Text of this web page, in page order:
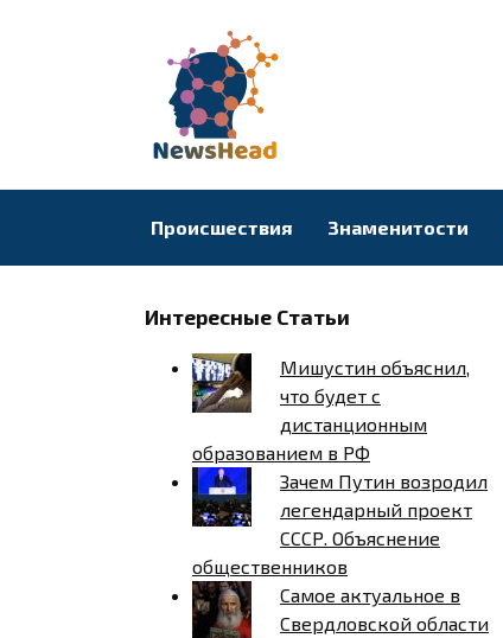
Происшествия Знаменитости
Интересные Статьи
Мишустин объяснил,
что будет с
дистанционным
образованием в РФ
Зачем Путин возродил
легендарный проект
СССР. Объяснение
общественников
Самое актуальное в
Свердловской области